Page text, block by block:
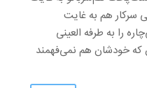
سرکار هم به غایت
را به طرفه العینی
خودشان هم نمی‌فهمند